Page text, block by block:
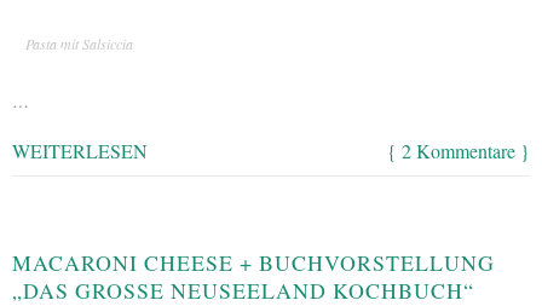
Pasta mit Salsiccia
…
WEITERLESEN { 2 Kommentare }
MACARONI CHEESE + BUCHVORSTELLUNG
„DAS GROSSE NEUSEELAND KOCHBUCH“